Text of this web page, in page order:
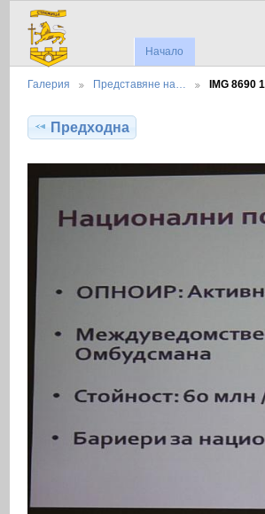
Начало
Галерия Представяне на… IMG 8690 1
Предходна